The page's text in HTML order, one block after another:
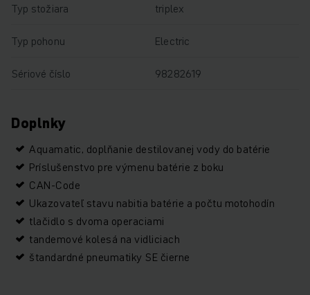
Typ stožiara triplex
Typ pohonu Electric
Sériové číslo 98282619
Doplnky
Aquamatic, doplňanie destilovanej vody do batérie
Príslušenstvo pre výmenu batérie z boku
CAN-Code
Ukazovateľ stavu nabitia batérie a počtu motohodín
tlačidlo s dvoma operaciami
tandemové kolesá na vidliciach
štandardné pneumatiky SE čierne